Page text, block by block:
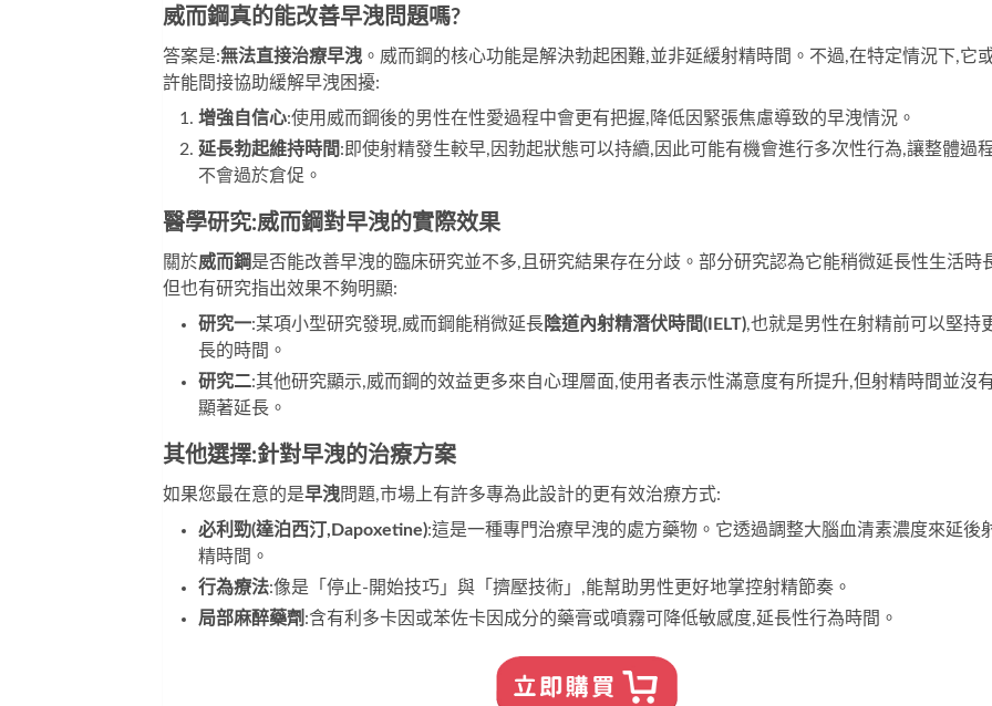
威而鋼真的能改善早洩問題嗎?
答案是:無法直接治療早洩 。威而鋼的核心功能是解決勃起困難,並非延緩射精時間。不過,在特定情況下,它
許能間接協助緩解早洩困擾:
增強自信心:使用威而鋼後的男性在性愛過程中會更有把握,降低因緊張焦慮導致的早洩情況。
延長勃起維持時間:即使射精發生較早,因勃起狀態可以持續,因此可能有機會進行多次性行為,讓整體過
不會過於倉促。
醫學研究:威而鋼對早洩的實際效果
關於威而鋼是否能改善早洩的臨床研究並不多,且研究結果存在分歧。部分研究認為它能稍微延長性生活時
但也有研究指出效果不夠明顯:
研究一:某項小型研究發現,威而鋼能稍微延長陰道內射精潛伏時間(IELT),也就是男性在射精前可以堅持
長的時間。
研究二:其他研究顯示,威而鋼的效益更多來自心理層面,使用者表示性滿意度有所提升,但射精時間並沒
顯著延長。
其他選擇:針對早洩的治療方案
如果您最在意的是早洩問題,市場上有許多專為此設計的更有效治療方式:
必利勁(達泊西汀,Dapoxetine):這是一種專門治療早洩的處方藥物。它透過調整大腦血清素濃度來延後
精時間。
行為療法:像是「停止-開始技巧」與「擠壓技術」,能幫助男性更好地掌控射精節奏。
局部麻醉藥劑 :含有利多卡因或苯佐卡因成分的藥膏或噴霧可降低敏感度,延長性行為時間。